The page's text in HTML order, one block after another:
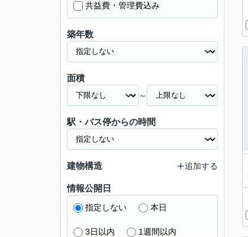
共益費・管理費込み
築年数
面積
～
駅・バス停からの時間
建物構造 追加する
情報公開日
指定しない 本日
3日以内 1週間以内